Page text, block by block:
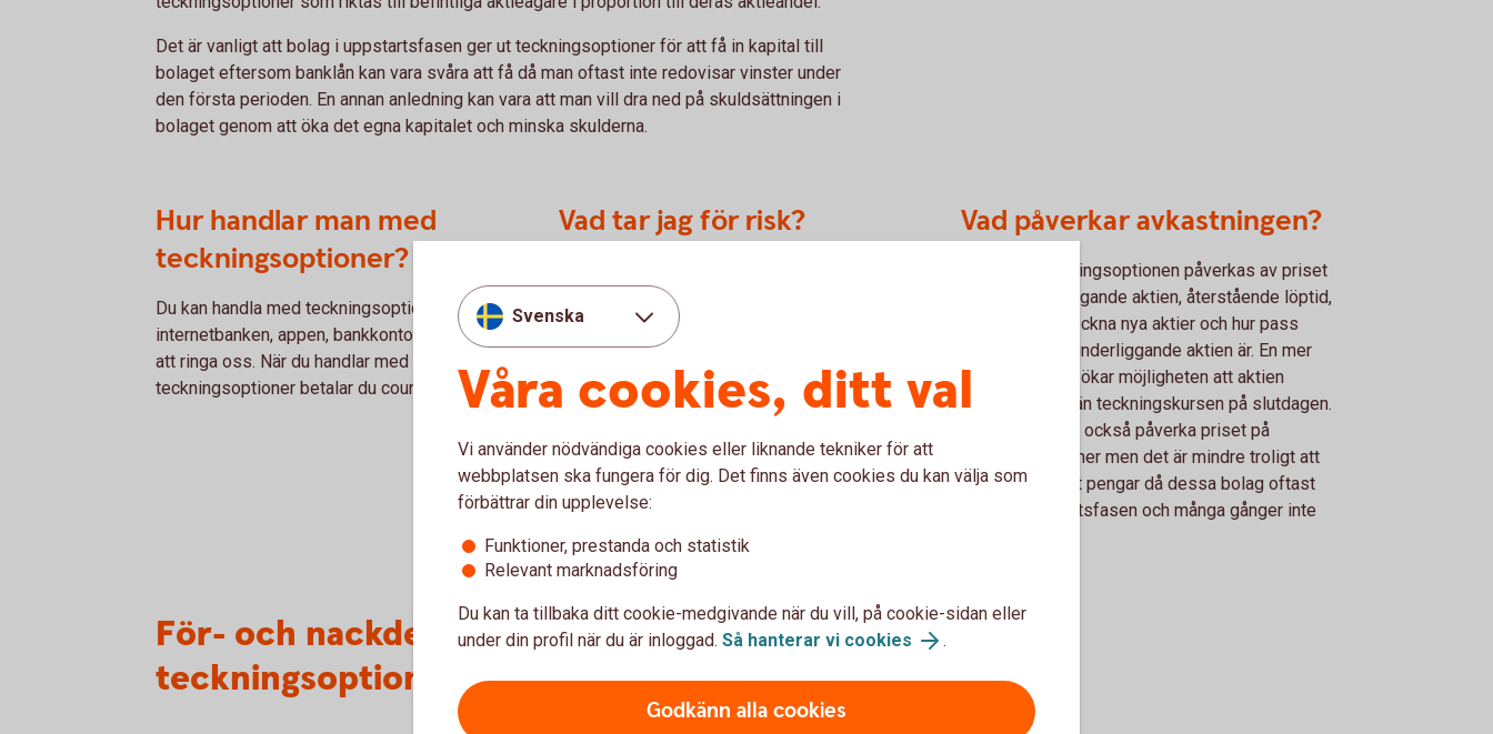
Det är vanligt att bolag i uppstartsfasen ger ut teckningsoptioner för att få in kapital till
bolaget eftersom banklån kan vara svåra att få då man oftast inte redovisar vinster under
den första perioden. En annan anledning kan vara att man vill dra ned på skuldsättningen i
bolaget genom att öka det egna kapitalet och minska skulderna.
Hur handlar man med
teckningsoptioner?
Du kan handla med teckningsoptioner via
internetbanken, appen, bankkontor eller genom
att ringa oss. När du handlar med
teckningsoptioner betalar du courtage.
Vad tar jag för risk?
aktieägare. De som inte vill delta i emissionen
kan sälja sina teckningsoptioner på börsen.
Eftersom de oftast har långa löptider sätts
teckningskursen på aktien högre än gällande
marknadskurs. Som för många andra placeringar
gå förlorat. Du som har fått teckningsoptioner
tilldelade av bolaget och väljer att inte utnyttja
dem, kan förlora hela värdet på optionerna om
du inte säljer dem.
Vad påverkar avkastningen?
Priset på teckningsoptionen påverkas av priset
på den underliggande aktien, återstående löptid,
värdet för att teckna nya aktier och hur pass
kursrörlig den underliggande aktien är. En mer
kursrörlig aktie ökar möjligheten att aktien
handlas högre än teckningskursen på slutdagen.
Utdelningar kan också påverka priset på
teckningsoptioner men det är mindre troligt att
bolaget delar ut pengar då dessa bolag oftast
ligger i uppstartsfasen och många gånger inte
För- och nackdelar med
teckningsoptioner
Svenska
Våra cookies, ditt val
Vi använder nödvändiga cookies eller liknande tekniker för att
webbplatsen ska fungera för dig. Det finns även cookies du kan välja som
förbättrar din upplevelse:
Funktioner, prestanda och statistik
Relevant marknadsföring
Du kan ta tillbaka ditt cookie-medgivande när du vill, på cookie-sidan eller
under din profil när du är inloggad. Så hanterar vi cookies .
Godkänn alla cookies